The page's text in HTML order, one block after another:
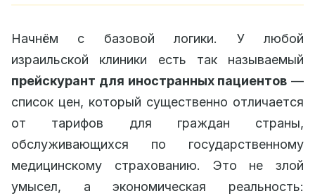
Начнём с базовой логики. У любой
израильской клиники есть так называемый
прейскурант для иностранных пациентов —
список цен, который существенно отличается
от тарифов для граждан страны,
обслуживающихся по государственному
медицинскому страхованию. Это не злой
умысел, а экономическая реальность: